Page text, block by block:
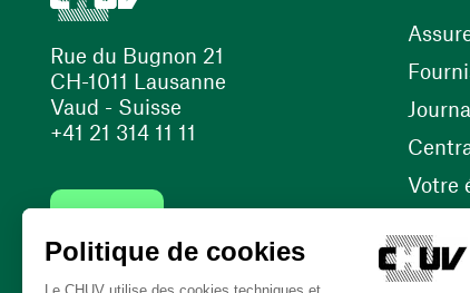
Rue du Bugnon 21
CH-1011 Lausanne
Vaud - Suisse
+41 21 314 11 11
Votre